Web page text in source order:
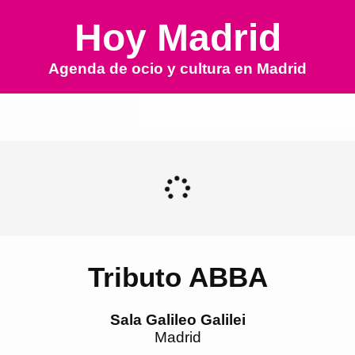
Hoy Madrid
Agenda de ocio y cultura en Madrid
Tributo ABBA
Sala Galileo Galilei
Madrid